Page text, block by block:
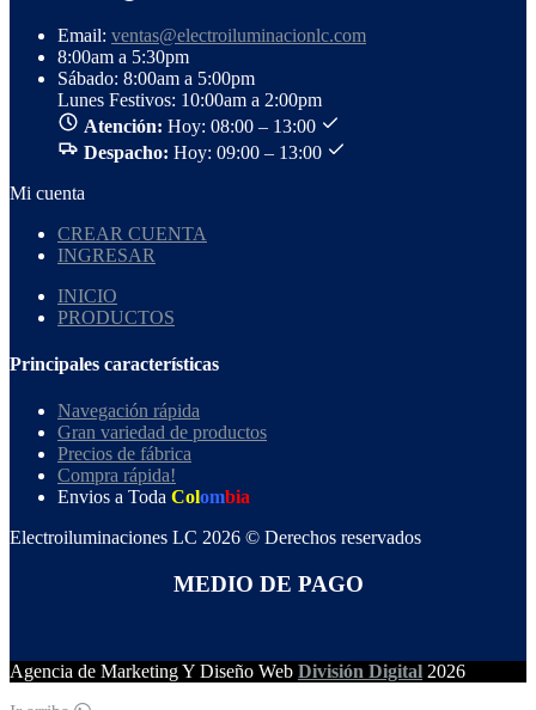
Email: ventas@electroiluminacionlc.com
8:00am a 5:30pm
Sábado: 8:00am a 5:00pm
Lunes Festivos: 10:00am a 2:00pm
Atención: Hoy: 08:00 – 13:00
Despacho: Hoy: 09:00 – 13:00
Mi cuenta
CREAR CUENTA
INGRESAR
INICIO
PRODUCTOS
Principales características
Navegación rápida
Gran variedad de productos
Precios de fábrica
Compra rápida!
Envios a Toda Colombia
Electroiluminaciones LC 2026 © Derechos reservados
MEDIO DE PAGO
Agencia de Marketing Y Diseño Web División Digital 2026